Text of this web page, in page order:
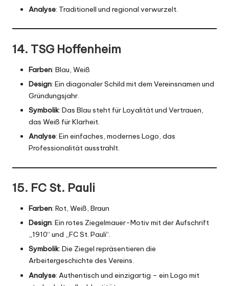
Analyse: Traditionell und regional verwurzelt.
14. TSG Hoffenheim
Farben: Blau, Weiß
Design: Ein diagonaler Schild mit dem Vereinsnamen und
Gründungsjahr.
Symbolik: Das Blau steht für Loyalität und Vertrauen,
das Weiß für Klarheit.
Analyse: Ein einfaches, modernes Logo, das
Professionalität ausstrahlt.
15. FC St. Pauli
Farben: Rot, Weiß, Braun
Design: Ein rotes Ziegelmauer-Motiv mit der Aufschrift
„1910“ und „FC St. Pauli“.
Symbolik: Die Ziegel repräsentieren die
Arbeitergeschichte des Vereins.
Analyse: Authentisch und einzigartig – ein Logo mit